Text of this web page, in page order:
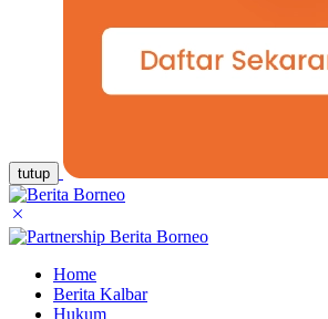
tutup
Home
Berita Kalbar
Hukum